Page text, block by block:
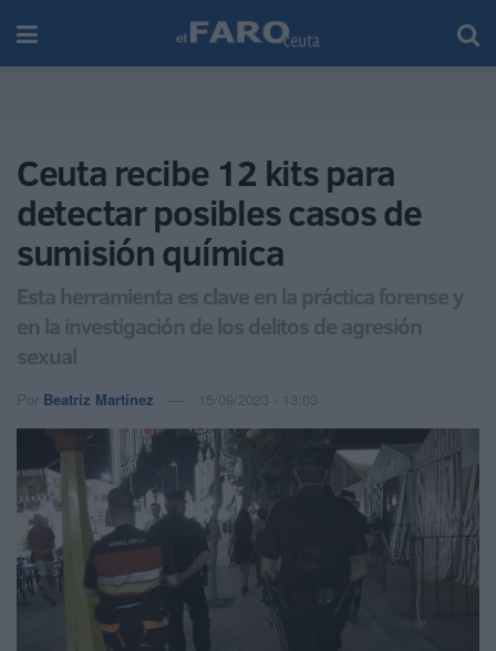
Ceuta recibe 12 kits para
detectar posibles casos de
sumisión química
Esta herramienta es clave en la práctica forense y
en la investigación de los delitos de agresión
sexual
Por Beatriz Martínez 15/09/2023 - 13:03